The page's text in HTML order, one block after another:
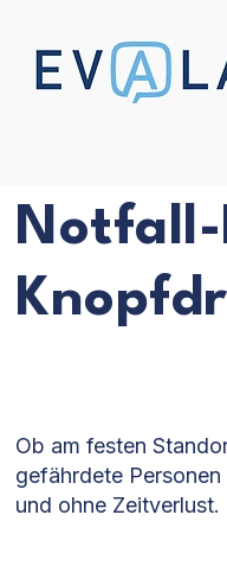
Notfall-
Ob am festen
gefährdete
und ohne Zeitverlust.​